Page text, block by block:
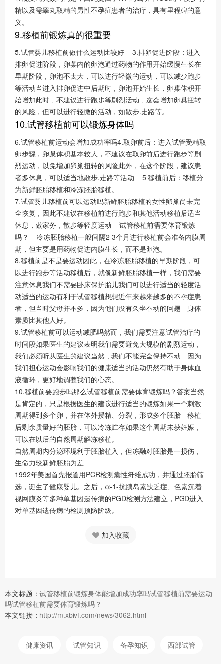
精以及需睾丸取精的男性不孕症患者的治疗，具有里程碑的意
义。
9.移植前锻炼真的很重要
5.试管婴儿移植前做什么运动比较好 3.排卵促进阶段：进入
排卵促进阶段，卵巢内的卵泡通过药物的作用开始缓慢生长在
早期阶段，卵泡不太大，可以进行轻微的运动，可以减少跑步
等活动当进入排卵促进中后期时，卵泡开始生长，卵巢体积开
始增加此时，不建议进行跑步等剧烈活动，这会增加卵巢扭转
的风险，但可以进行轻微的活动，如散步.走路等。
10.试管移植前可以锻炼身体吗
6.试管移植前运动会增加成功率吗4.取卵前后：进入试管受精取
卵步骤，卵巢体积基本较大，不建议在取卵前后进行跑步等剧
烈运动，以免增加卵巢扭转的风险此外，在这个阶段，建议患
者多休息，可以适当地散步.走路等活动 5.移植前后：移植分
为新鲜胚胎移植和冷冻胚胎移植。
7.试管婴儿移植前可以运动吗新鲜胚胎移植的女性卵巢尚未完
全恢复，因此不建议在移植前进行跑步和其他活动移植后适当
休息，做家务，散步等轻度运动 试管移植前需要体育锻炼
吗？ 冷冻胚胎移植一般间隔2-3个月进行移植前会准备内膜周
期，但主要是用药物促进内膜生长，而不是卵泡。
8.移植前是不是要运动因此，在冷冻胚胎移植的早期阶段，可
以进行跑步等活动移植后，就像新鲜胚胎移植一样，我们需要
注意休息我们不需要卧床保护胎儿我们可以进行适当的轻度活
动适当的运动有利于试管移植想想近年来越来越多的不孕症患
者，但当时父母并不多，因为他们没有久坐不动的问题，身体
素质比其他人好。
9.试管移植前可以运动减肥吗然而，我们需要注意试管治疗的
时间段如果医生的建议表明我们需要避免大规模的剧烈运动，
我们必须听从医生的建议当然，我们不能完全保持不动，因为
我们担心运动会影响我们的健康适当的活动仍然有助于身体血
液循环，更好地调整我们的心态。
10.移植前要跑步吗那么试管移植前需要体育锻炼吗？答案当然
是肯定的，只是根据医生的建议进行适当的锻炼如果一个刺激
周期得到多个卵，并在体外授精、分裂，形成多个胚胎，移植
后剩余质量好的胚胎，可以冷冻贮存如果这个周期未获妊娠，
可以在以后的自然周期解冻移植。
自然周期内分泌环境利于胚胎植入，但冻融对胚胎是一损伤，
生命力较新鲜胚胎为差
1992年美国首先报道用PCR检测囊性纤维成功，并通过胚胎筛
选，诞生了健康婴儿。之后，α-1-抗胰岛素缺乏症、色素沉着
视网膜炎等多种单基因遗传病的PGD检测方法建立，PGD进入
对单基因遗传病的检测预防阶级。
加入收藏
本文标题： 试管移植前锻炼身体能增加成功率吗试管移植前需要运动
吗试管移植前需要体育锻炼吗？
本文链接： http://m.xbivf.com/news/3062.html
健康资讯 试管知识 备孕知识 西部试管